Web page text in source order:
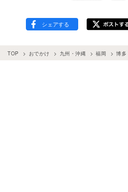
TOP おでかけ 九州・沖縄 福岡 博多